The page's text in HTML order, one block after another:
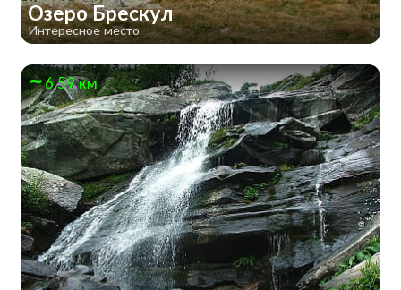
Озеро Брескул
Интересное место
6.59 км